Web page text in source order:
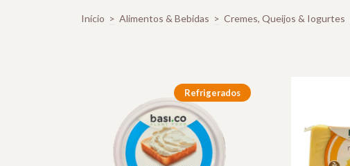
Início > Alimentos & Bebidas > Cremes, Queijos & Iogurtes
Refrigerados